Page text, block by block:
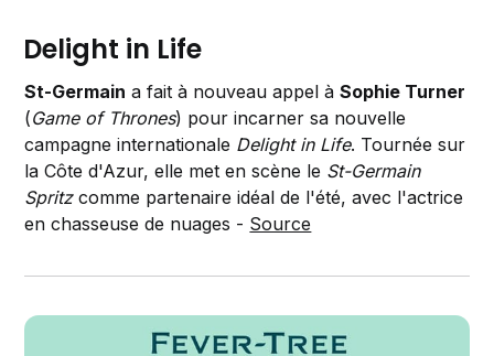
Delight in Life
St-Germain a fait à nouveau appel àSophie Turner
(Game of Thrones) pour incarner sa nouvelle
campagne internationale Delight in Life. Tournée sur
la Côte d'Azur, elle met en scène le St-Germain
Spritzcomme partenaire idéal de l'été, avec l'actrice
en chasseuse de nuages - Source